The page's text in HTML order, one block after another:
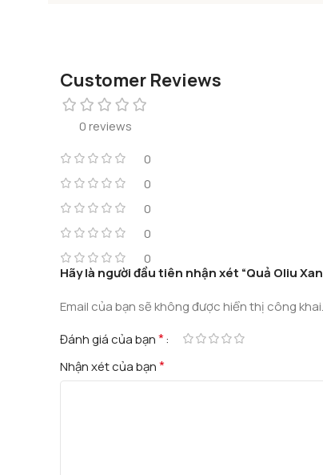
Customer Reviews
0 reviews
0
0
0
0
0
Hãy là người đầu tiên nhận xét “Quả Oliu
Email của bạn sẽ không được hiển thị công khai.
Đánh giá của bạn*
Nhận xét của bạn*